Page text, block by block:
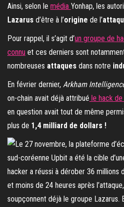
Ainsi, selon le média Yonhap, les
Lazarus d’être à l’origine de l’
Pour rappel, il s’agit d’un groupe de
connu et ces derniers sont
nombreuses attaques dans notre
En février dernier, Arkham
on-chain avait déjà attribué le hack
en question avait tout de même
plus de 1,4 milliard de dollars !